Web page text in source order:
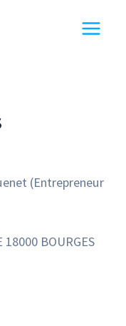
(Entrepreneur
BOURGES